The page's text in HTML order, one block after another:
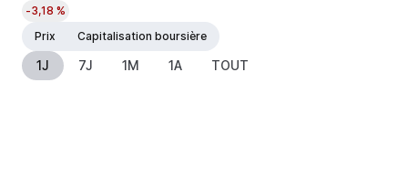
-3,18 %
Prix
Capitalisation boursière
1J 7J 1M 1A TOUT